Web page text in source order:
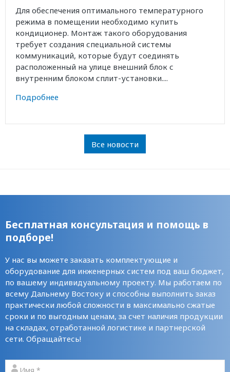
Для обеспечения оптимального температурного
режима в помещении необходимо купить
кондиционер. Монтаж такого оборудования
требует создания специальной системы
коммуникаций, которые будут соединять
расположенный на улице внешний блок с
внутренним блоком сплит-установки....
Подробнее
Все новости
Бесплатная консультация и помощь в
подборе!
У нас вы можете заказать комплектующие и
оборудование для инженерных систем под ваш бюджет,
по вашему индивидуальному проекту. Мы работаем по
всему Дальнему Востоку и способны выполнить заказ
практически любой сложности в максимально сжатые
сроки и по выгодным ценам, за счет наличия продукции
на складах, отработанной логистике и партнерской
сети. Обращайтесь!